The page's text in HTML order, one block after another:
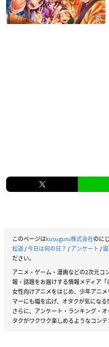
このページはkusuguru株式会社のに
松遥/今日は何の日？ /アンケート /
ださい。
アニメ・ゲーム・漫画などの2次元コ
報・話題をお届けする情報メディア「
女性向けアニメをはじめ、少年アニ
マーにも幅を広げ、オタクが気になる
さらに、アンケート・ランキング・
タクがワクワク楽しめるようなコンテ